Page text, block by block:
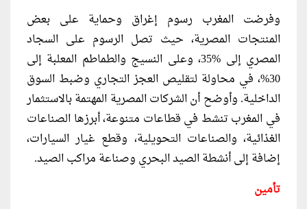
وفرضت المغرب رسوم إغراق وحماية على بعض
المنتجات المصرية، حيث تصل الرسوم على السجاد
المصري إلى %35، وعلى النسيج والطماطم المعلبة إلى
30%، في محاولة لتقليص العجز التجاري وضبط السوق
الداخلية. وأوضح أن الشركات المصرية المهتمة بالاستثمار
في المغرب تنشط في قطاعات متنوعة، أبرزها الصناعات
الغذائية، والصناعات التحويلية، وقطع غيار السيارات،
إضافة إلى أنشطة الصيد البحري وصناعة مراكب الصيد.
تأمين